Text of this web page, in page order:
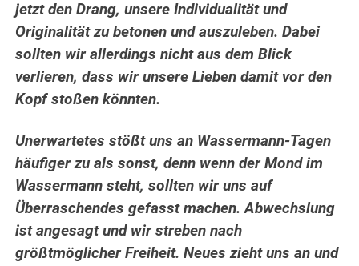
jetzt den Drang, unsere Individualität und
Originalität zu betonen und auszuleben. Dabei
sollten wir allerdings nicht aus dem Blick
verlieren, dass wir unsere Lieben damit vor den
Kopf stoßen könnten.
Unerwartetes stößt uns an Wassermann-Tagen
häufiger zu als sonst, denn wenn der Mond im
Wassermann steht, sollten wir uns auf
Überraschendes gefasst machen. Abwechslung
ist angesagt und wir streben nach
größtmöglicher Freiheit. Neues zieht uns an und